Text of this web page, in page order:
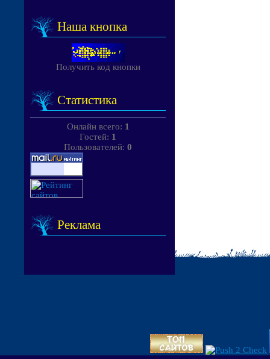
Наша кнопка
Получить код кнопки
Статистика
Онлайн всего: 1
Гостей: 1
Пользователей: 0
Реклама